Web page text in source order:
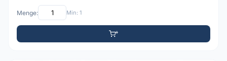
Menge: Min: 1